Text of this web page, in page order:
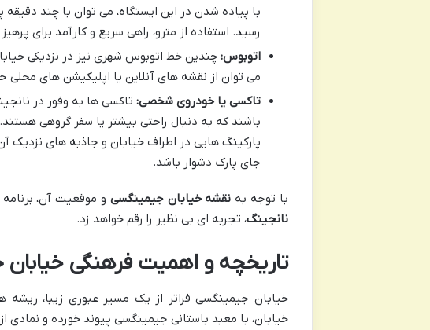
با پیاده شدن در این ایستگاه، می توان با چند
رسید. استفاده از مترو، راهی سریع و کارآمد برای
اتوبوس: چندین خط اتوبوس شهری نیز در نزدیکی
می توان از نقشه های آنلاین یا اپلیکیشن های محلی
تاکسی یا خودروی شخصی: تاکسی ها به وفور در
باشند که به دنبال راحتی بیشتر یا سفر گروهی
پارکینگ هایی در اطراف خیابان و جاذبه های
جای پارک دشوار باشد.
با توجه به نقشه خیابان جیمینگسی و موقعیت آن، برنامه
نانجینگ، تجربه ای بی نظیر را رقم خواهد زد.
تاریخچه و اهمیت فرهنگی
خیابان جیمینگسی فراتر از یک مسیر عبوری زیبا،
خیابان، با معبد باستانی جیمینگسی پیوند خورده و